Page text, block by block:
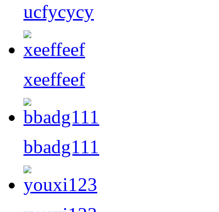
ucfycycy
xeeffeef
bbadg111